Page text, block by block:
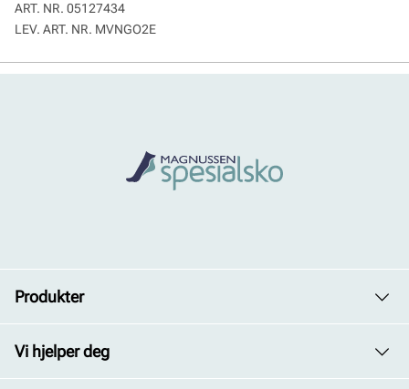
ART. NR. 05127434
LEV. ART. NR. MVNGO2E
Produkter
Dame
Herre
Vi hjelper deg